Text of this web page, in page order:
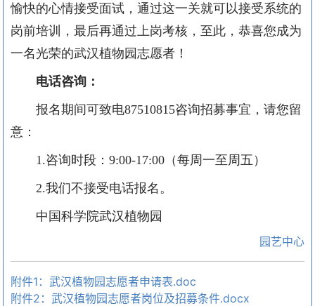
愉快的心情接受面试，通过这一关就可以接受系统的
岗前培训，最后再通过上岗考核，至此，恭喜您成为
一名光荣的武汉植物园志愿者！
电话咨询：
报名期间可致电87510815咨询招募事宜，请您留
意：
1.咨询时段： 9:00-17:00 （每周一至周五）
2.我们不接受电话报名。
中国科学院武汉植物园
园艺中心
附件1：武汉植物园志愿者申请表.doc
附件2：武汉植物园志愿者岗位及招募条件.docx